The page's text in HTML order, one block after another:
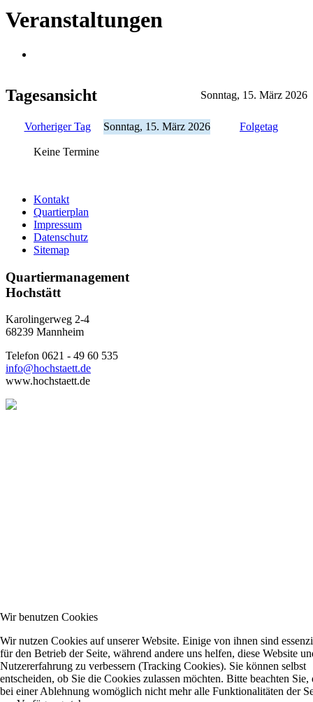
Veranstaltungen
Tagesansicht Sonntag, 15. März 2026
Vorheriger Tag Sonntag, 15. März 2026 Folgetag
Keine Termine
Kontakt
Quartierplan
Impressum
Datenschutz
Sitemap
Quartiermanagement
Hochstätt
Karolingerweg 2-4
68239 Mannheim
Telefon 0621 - 49 60 535
info@hochstaett.de
www.hochstaett.de
Wir benutzen Cookies
Wir nutzen Cookies auf unserer Website. Einige von ihnen sind
für den Betrieb der Seite, während andere uns helfen, diese Website
Nutzererfahrung zu verbessern (Tracking Cookies). Sie können selbst
entscheiden, ob Sie die Cookies zulassen möchten. Bitte beachten Sie,
bei einer Ablehnung womöglich nicht mehr alle Funktionalitäten der